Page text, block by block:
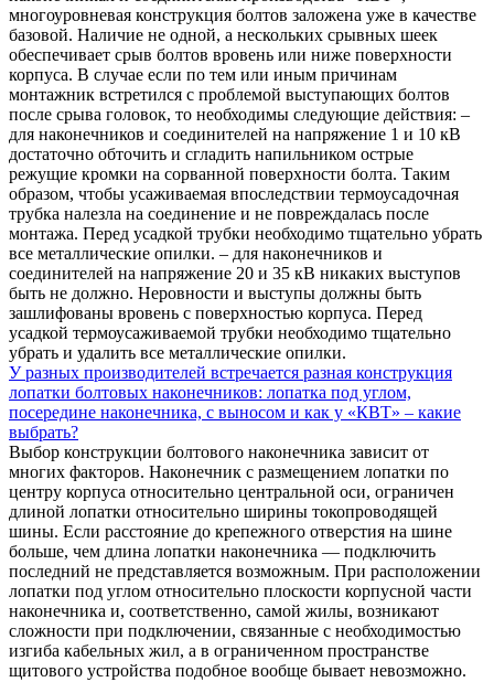
многоуровневая конструкция болтов заложена уже в качестве
базовой. Наличие не одной, а нескольких срывных шеек
обеспечивает срыв болтов вровень или ниже поверхности
корпуса. В случае если по тем или иным причинам
монтажник встретился с проблемой выступающих болтов
после срыва головок, то необходимы следующие действия: –
для наконечников и соединителей на напряжение 1 и 10 кВ
достаточно обточить и сгладить напильником острые
режущие кромки на сорванной поверхности болта. Таким
образом, чтобы усаживаемая впоследствии термоусадочная
трубка налезла на соединение и не повреждалась после
монтажа. Перед усадкой трубки необходимо тщательно убрать
все металлические опилки. – для наконечников и
соединителей на напряжение 20 и 35 кВ никаких выступов
быть не должно. Неровности и выступы должны быть
зашлифованы вровень с поверхностью корпуса. Перед
усадкой термоусаживаемой трубки необходимо тщательно
убрать и удалить все металлические опилки.
У разных производителей встречается разная конструкция
лопатки болтовых наконечников: лопатка под углом,
посередине наконечника, с выносом и как у «КВТ» – какие
выбрать?
Выбор конструкции болтового наконечника зависит от
многих факторов. Наконечник с размещением лопатки по
центру корпуса относительно центральной оси, ограничен
длиной лопатки относительно ширины токопроводящей
шины. Если расстояние до крепежного отверстия на шине
больше, чем длина лопатки наконечника — подключить
последний не представляется возможным. При расположении
лопатки под углом относительно плоскости корпусной части
наконечника и, соответственно, самой жилы, возникают
сложности при подключении, связанные с необходимостью
изгиба кабельных жил, а в ограниченном пространстве
щитового устройства подобное вообще бывает невозможно.